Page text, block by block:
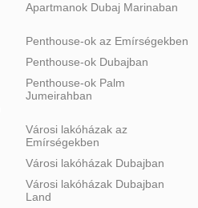
Apartmanok Dubaj Marinaban
Penthouse-ok az Emírségekben
Penthouse-ok Dubajban
Penthouse-ok Palm
Jumeirahban
Városi lakóházak az
Emírségekben
Városi lakóházak Dubajban
Városi lakóházak Dubajban
Land